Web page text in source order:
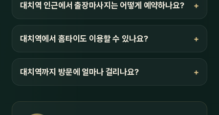
대치역 인근에서 출장마사지는 어떻게 예약하나요?
대치역에서 홈타이도 이용할 수 있나요?
대치역까지 방문에 얼마나 걸리나요?